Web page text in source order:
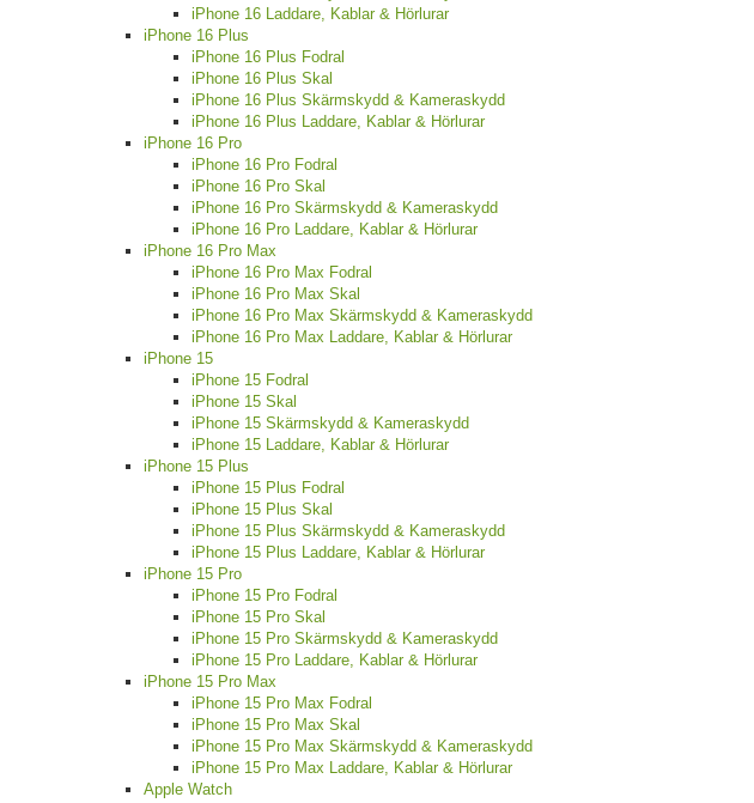
iPhone 16 Laddare, Kablar & Hörlurar
iPhone 16 Plus
iPhone 16 Plus Fodral
iPhone 16 Plus Skal
iPhone 16 Plus Skärmskydd & Kameraskydd
iPhone 16 Plus Laddare, Kablar & Hörlurar
iPhone 16 Pro
iPhone 16 Pro Fodral
iPhone 16 Pro Skal
iPhone 16 Pro Skärmskydd & Kameraskydd
iPhone 16 Pro Laddare, Kablar & Hörlurar
iPhone 16 Pro Max
iPhone 16 Pro Max Fodral
iPhone 16 Pro Max Skal
iPhone 16 Pro Max Skärmskydd & Kameraskydd
iPhone 16 Pro Max Laddare, Kablar & Hörlurar
iPhone 15
iPhone 15 Fodral
iPhone 15 Skal
iPhone 15 Skärmskydd & Kameraskydd
iPhone 15 Laddare, Kablar & Hörlurar
iPhone 15 Plus
iPhone 15 Plus Fodral
iPhone 15 Plus Skal
iPhone 15 Plus Skärmskydd & Kameraskydd
iPhone 15 Plus Laddare, Kablar & Hörlurar
iPhone 15 Pro
iPhone 15 Pro Fodral
iPhone 15 Pro Skal
iPhone 15 Pro Skärmskydd & Kameraskydd
iPhone 15 Pro Laddare, Kablar & Hörlurar
iPhone 15 Pro Max
iPhone 15 Pro Max Fodral
iPhone 15 Pro Max Skal
iPhone 15 Pro Max Skärmskydd & Kameraskydd
iPhone 15 Pro Max Laddare, Kablar & Hörlurar
Apple Watch